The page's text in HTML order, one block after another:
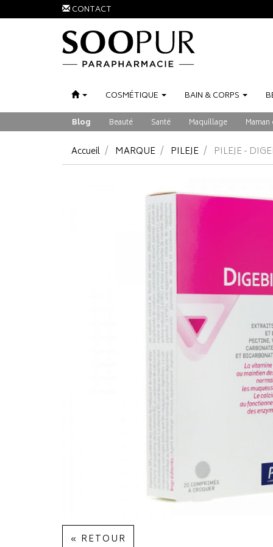
CONTACT
COSMÉTIQUE BAIN &CORPS
Blog Beauté Santé Maquillage
Accueil MARQUE PILEJE PILEJE -
« RETOUR